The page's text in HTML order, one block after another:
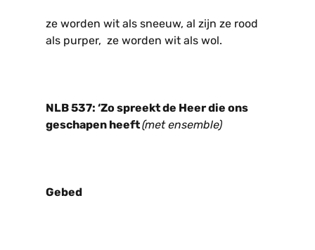
ze worden wit als sneeuw, al zijn ze rood
als purper, ze worden wit als wol.
NLB 537: ‘Zo spreekt de Heer die ons
geschapen heeft(met ensemble)
Gebed